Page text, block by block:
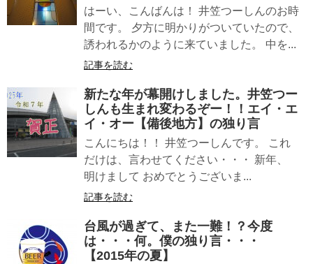
はーい、こんばんは！ 井笠つーしんのお時
間です。 夕方に明かりがついていたので、
誘われるかのように来ていました。 中を...
記事を読む
新たな年が幕開けしました。井笠つー
しんも生まれ変わるぞー！！エイ・エ
イ・オー【備後地方】の独り言
こんにちは！！ 井笠つーしんです。 これ
だけは、言わせてください・・・ 新年、
明けまして おめでとうございま...
記事を読む
台風が過ぎて、また一難！？今度
は・・・何。僕の独り言・・・
【2015年の夏】